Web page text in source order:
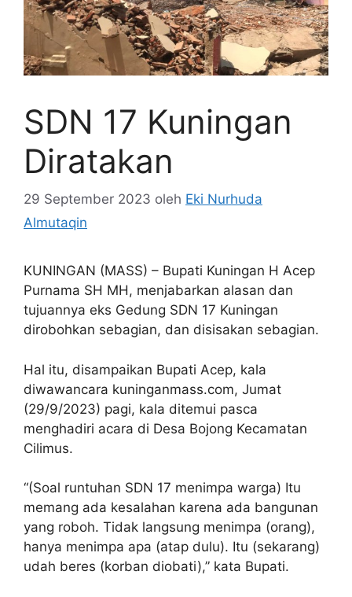
SDN 17 Kuningan
Diratakan
29 September 2023 oleh Eki Nurhuda
Almutaqin
KUNINGAN (MASS) – Bupati Kuningan H Acep
Purnama SH MH, menjabarkan alasan dan
tujuannya eks Gedung SDN 17 Kuningan
dirobohkan sebagian, dan disisakan sebagian.
Hal itu, disampaikan Bupati Acep, kala
diwawancara kuninganmass.com, Jumat
(29/9/2023) pagi, kala ditemui pasca
menghadiri acara di Desa Bojong Kecamatan
Cilimus.
“(Soal runtuhan SDN 17 menimpa warga) Itu
memang ada kesalahan karena ada bangunan
yang roboh. Tidak langsung menimpa (orang),
hanya menimpa apa (atap dulu). Itu (sekarang)
udah beres (korban diobati),” kata Bupati.